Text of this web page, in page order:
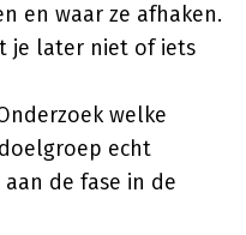
en waar ze afhaken.
je later niet of iets
welke
echt
de fase in de